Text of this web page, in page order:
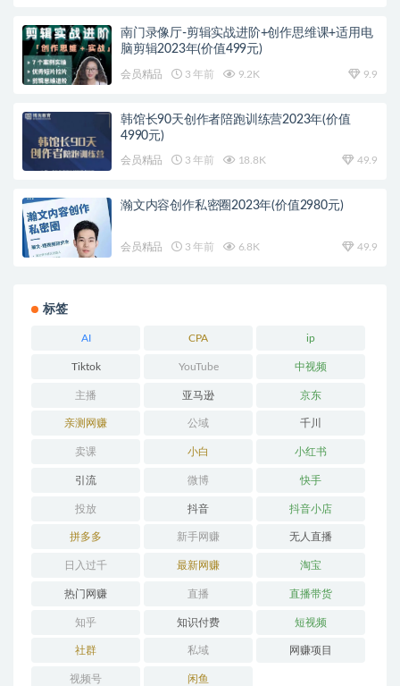
南门录像厅-剪辑实战进阶+创作思维课+适用电
脑剪辑2023年(价值499元)
会员精品 3 年前 9.2K 9.9
韩馆长90天创作者陪跑训练营2023年(价值
4990元)
会员精品 3 年前 18.8K 49.9
瀚文内容创作私密圈2023年(价值2980元)
会员精品 3 年前 6.8K 49.9
标签
AI CPA ip
Tiktok YouTube 中视频
主播 亚马逊 京东
亲测网赚 公域 千川
卖课 小白 小红书
引流 微博 快手
投放 抖音 抖音小店
拼多多 新手网赚 无人直播
日入过千 最新网赚 淘宝
热门网赚 直播 直播带货
知乎 知识付费 短视频
社群 私域 网赚项目
视频号 闲鱼